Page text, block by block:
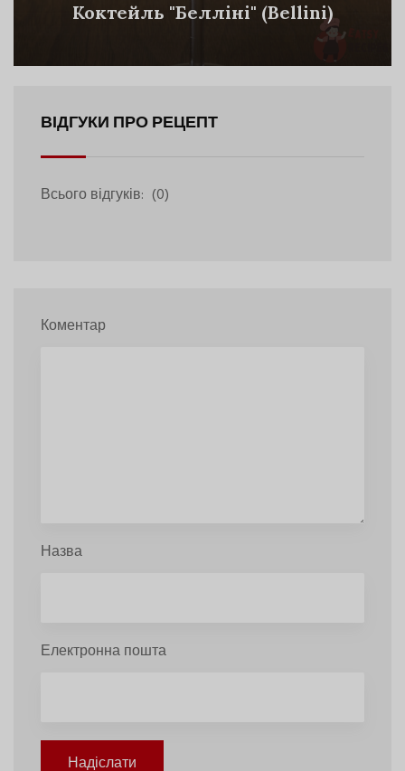
Коктейль "Белліні" (Bellini)
ВІДГУКИ ПРО РЕЦЕПТ
Всього відгуків: (0)
Коментар
Назва
Електронна пошта
Надіслати